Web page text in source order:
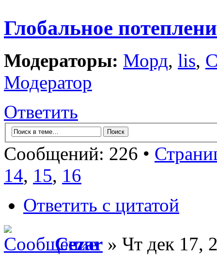
Глобальное
Модераторы: Морд, lis,
Модератор
Ответить
Сообщений: 226 •
14, 15, 16
Ответить с цитатой
Cezar » Чт дек 17,